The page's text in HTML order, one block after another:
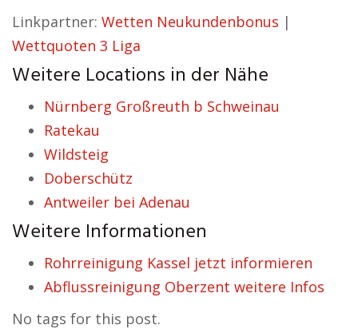
Linkpartner: Wetten Neukundenbonus |
Wettquoten 3 Liga
Weitere Locations in der Nähe
Nürnberg Großreuth b Schweinau
Ratekau
Wildsteig
Doberschütz
Antweiler bei Adenau
Weitere Informationen
Rohrreinigung Kassel jetzt informieren
Abflussreinigung Oberzent weitere Infos
No tags for this post.